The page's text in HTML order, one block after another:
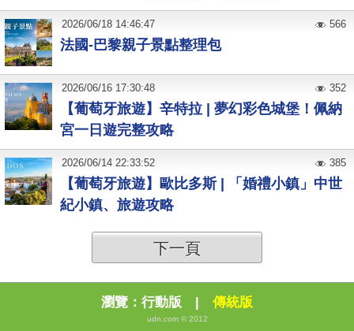
法國-巴黎親子景點整理包
2026/06/18 14:46:47 566
【葡萄牙旅遊】辛特拉 | 夢幻彩色城堡！佩納
宮一日遊完整攻略
2026/06/16 17:30:48 352
【葡萄牙旅遊】歐比多斯 | 「婚禮小鎮」中世
紀小鎮、旅遊攻略
2026/06/14 22:33:52 385
下一頁
瀏覽： 行動版 | 傳統版
udn.com © 2012